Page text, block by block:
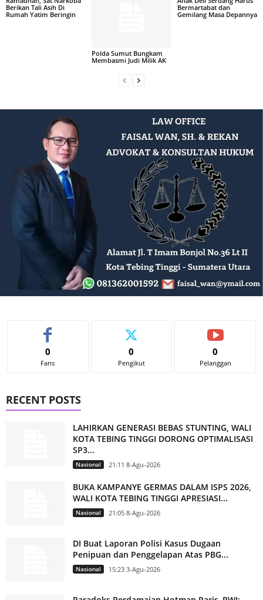
Berikan Tali Asih Di
Rumah Yatim Beringin
Polda Sumut Bungkam
Membasmi Judi Milik AK
Bermartabat dan
Gemilang Masa Depannya
0
Fans
0
Pengikut
0
Pelanggan
RECENT POSTS
LAHIRKAN GENERASI BEBAS STUNTING, WALI
KOTA TEBING TINGGI DORONG OPTIMALISASI
SP3...
Nasional 21:11 8-Agu-2026
BUKA KAMPANYE GERMAS DALAM ISPS 2026,
WALI KOTA TEBING TINGGI APRESIASI...
Nasional 21:05 8-Agu-2026
DI Buat Laporan Polisi Kasus Dugaan
Penipuan dan Penggelapan Atas PBG...
Nasional 15:23 3-Agu-2026